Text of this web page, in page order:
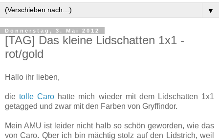
▼
Donnerstag, 3. Mai 2012
[TAG] Das kleine Lidschatten 1x1 -
rot/gold
Hallo ihr lieben,
dietolle Caro hatte mich wieder mit dem Lidschatten 1x1
getagged und zwar mit den Farben von Gryffindor.
Mein AMU ist leider nicht halb so schön geworden, wie das
von Caro. Qber ich bin mächtig stolz auf den Lidstrich, weil